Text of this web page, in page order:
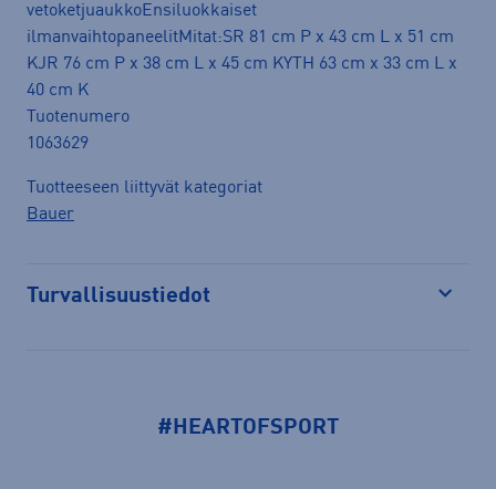
vetoketjuaukkoEnsiluokkaiset
ilmanvaihtopaneelitMitat:SR 81 cm P x 43 cm L x 51 cm
KJR 76 cm P x 38 cm L x 45 cm KYTH 63 cm x 33 cm L x
40 cm K
Tuotenumero
1063629
Tuotteeseen liittyvät kategoriat
Bauer
Turvallisuustiedot
#HEARTOFSPORT